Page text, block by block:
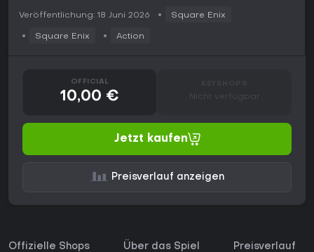
Veröffentlichung: 18 Juni 2026 Square Enix
Square Enix Action
OFFICIAL
10,00 € Nicht verfügbar
Jetzt kaufen
Preisverlauf anzeigen
Offizielle Shops Über das Spiel Preisverlauf